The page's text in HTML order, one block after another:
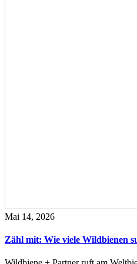
Mai 14, 2026
Zähl mit: Wie viele Wildbienen